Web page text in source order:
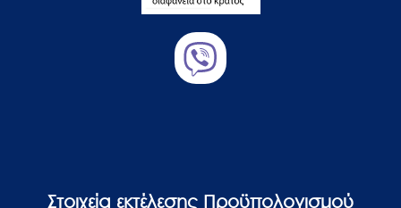
Στοιχεία εκτέλεσης Προϋπολογισμού